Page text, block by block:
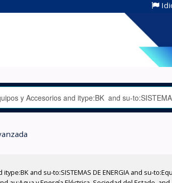
and su-to:SISTEMAS DE ENERGIA and su-